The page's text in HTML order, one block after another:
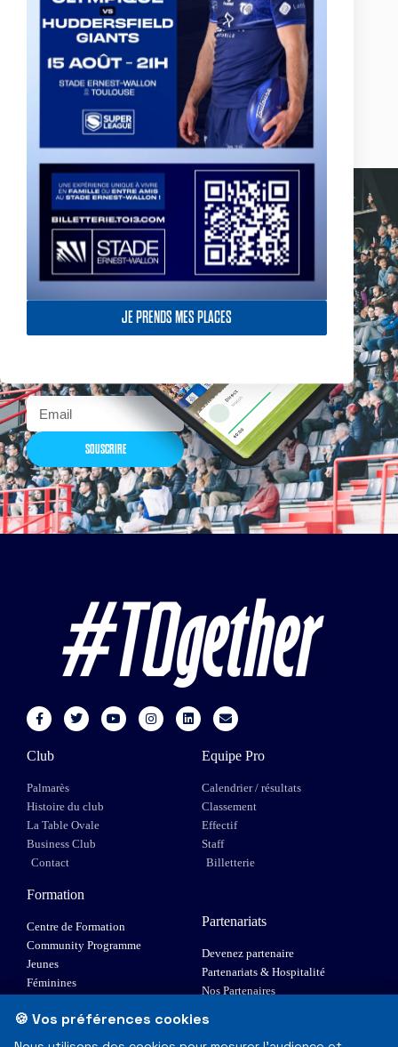
JE PRENDS MES PLACES
Actualités, nouveautés,
billetterie, remises
exceptionnelles dans la
SOUSCRIRE
Club
Palmarès
Histoire du club
La Table Ovale
Business Club
Contact
Equipe Pro
Calendrier / résultats
Classement
Effectif
Staff
Billetterie
Formation
Centre de Formation
Community Programme
Jeunes
Féminines
Elite 1
Partenariats
Devenez partenaire
Partenariats & Hospitalité
Nos Partenaires
🍪 Vos préférences cookies